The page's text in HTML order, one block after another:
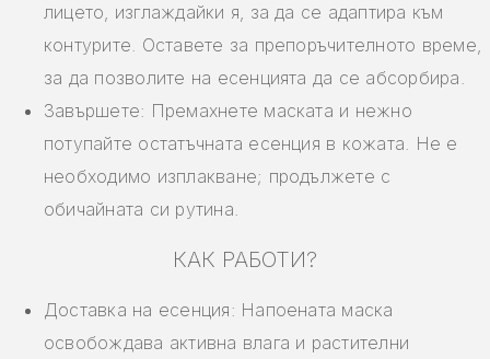
лицето, изглаждайки я, за да се адаптира към
контурите. Оставете за препоръчителното време,
за да позволите на есенцията да се абсорбира.
Завършете: Премахнете маската и нежно
потупайте остатъчната есенция в кожата. Не е
необходимо изплакване; продължете с
обичайната си рутина.
КАК РАБОТИ?
Доставка на есенция: Напоената маска
освобождава активна влага и растителни